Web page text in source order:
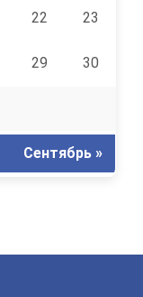
22 23
29 30
Сентябрь »